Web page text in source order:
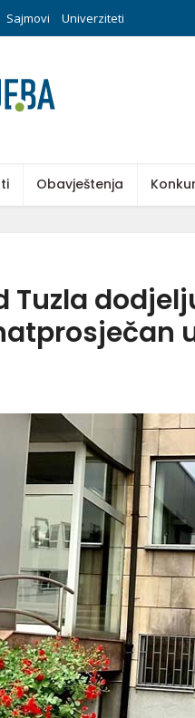
Sajmovi Univerziteti
Obavještenja
Tuzla